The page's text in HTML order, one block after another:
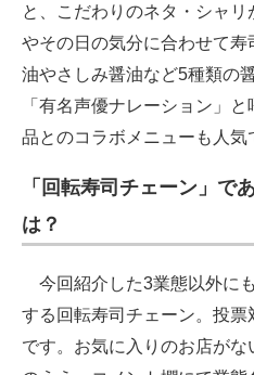
と、こだわりのネタ・シャ
やその日の気分に合わせて
油やさしみ醤油など5種類の
「有名声優ナレーション」
品とのコラボメニューも人気
「回転寿司チェーン」で
は？
今回紹介した3業態以外に
する回転寿司チェーン。投
です。お気に入りのお店が